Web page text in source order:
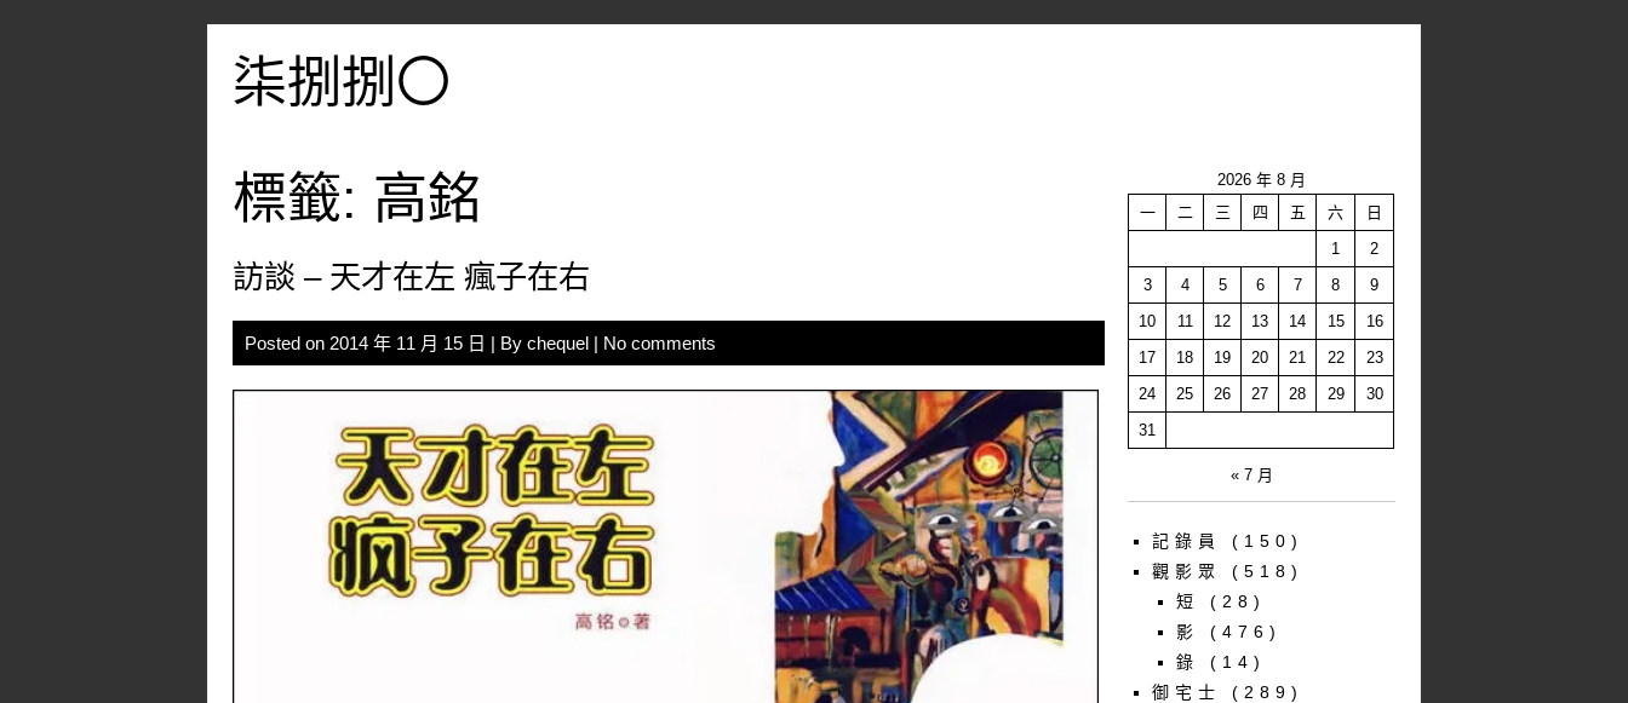
柒捌捌〇
標籤: 高銘
訪談 – 天才在左 瘋子在右
Posted on 2014 年 11 月 15 日 | By chequel | No comments
2026 年 8 月
一
二 三 四 五 六
日
1
2
3
4 5 6 7 8
9
10
11 12 13 14 15
16
17
18 19 20 21 22
23
24
25 26 27 28 29
30
31
« 7 月
記錄員
(150)
觀影眾
(518)
短
(28)
影
(476)
錄
(14)
御宅士
(289)